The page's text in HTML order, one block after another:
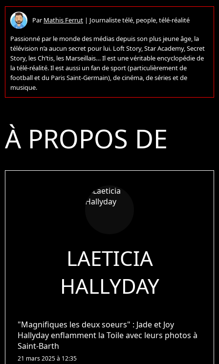
ParMathis Ferrut | Journaliste télé, people, télé-réalité
Passionné par le monde des médias depuis son plus jeune âge, la
télévision n’a aucun secret pour lui. Loft Story, Star Academy, Secret
Story, les Ch’tis, les Marseillais… Il est une véritable encyclopédie de
la télé-réalité. Il est aussi un fan de sport (particulièrement de
football et du Paris Saint-Germain), de cinéma, de séries et de
musique.
À PROPOS DE
LAETICIA
HALLYDAY
"Magnifiques les deux soeurs" : Jade et Joy
Hallyday enflamment la Toile avec leurs photos à
Saint-Barth
21 mars 2025 à 12:35